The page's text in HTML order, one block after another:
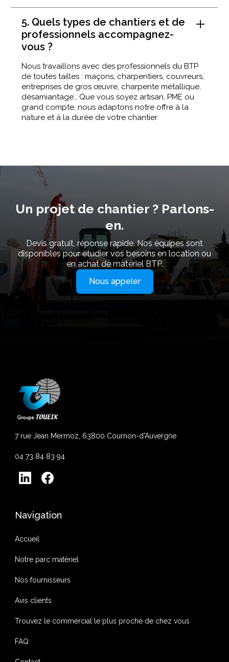
5. Quels types de chantiers et de
professionnels accompagnez-
vous ?
Nous travaillons avec des professionnels du BTP
de toutes tailles : maçons, charpentiers, couvreurs,
entreprises de gros œuvre, charpente métallique,
désamiantage… Que vous soyez artisan, PME ou
grand compte, nous adaptons notre offre à la
nature et à la durée de votre chantier.
Un projet de chantier ? Parlons-
en.
Devis gratuit, réponse rapide. Nos équipes sont
disponibles pour étudier vos besoins en location ou
en achat de matériel BTP.
Nous appeler
7 rue Jean Mermoz, 63800 Cournon-d'Auvergne
04 73 84 83 94
Navigation
Accueil
Notre parc matériel
Nos fournisseurs
Avis clients
Trouvez le commercial le plus proche de chez vous
FAQ